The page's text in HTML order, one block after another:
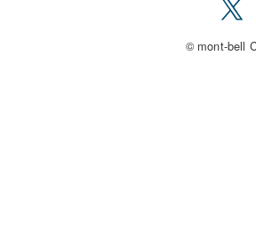
© mont-bell